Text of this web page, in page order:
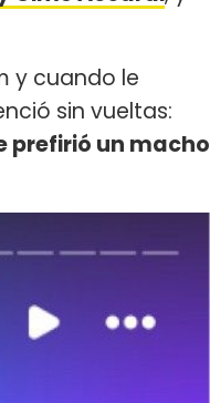
y cuando le
sin vueltas:
prefirió un macho